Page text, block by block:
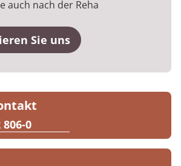
Befreiung
Überblick
Befreiung
auch nach der Reha
Sie uns
806-0